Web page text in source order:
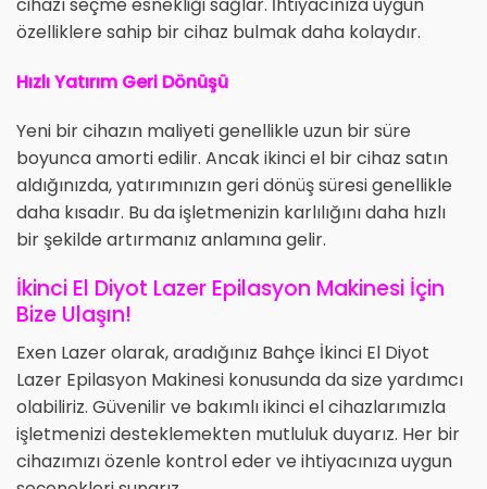
özelliklere sahip bir cihaz bulmak daha kolaydır.
Hızlı Yatırım Geri Dönüşü
Yeni bir cihazın maliyeti genellikle uzun bir süre
boyunca amorti edilir. Ancak ikinci el bir cihaz satın
aldığınızda, yatırımınızın geri dönüş süresi genellikle
daha kısadır. Bu da işletmenizin karlılığını daha hızlı
bir şekilde artırmanız anlamına gelir.
İkinci El Diyot Lazer Epilasyon Makinesi İçin
Bize Ulaşın!
Exen Lazer olarak, aradığınız Bahçe İkinci El Diyot
Lazer Epilasyon Makinesi konusunda da size yardımcı
olabiliriz. Güvenilir ve bakımlı ikinci el cihazlarımızla
işletmenizi desteklemekten mutluluk duyarız. Her bir
cihazımızı özenle kontrol eder ve ihtiyacınıza uygun